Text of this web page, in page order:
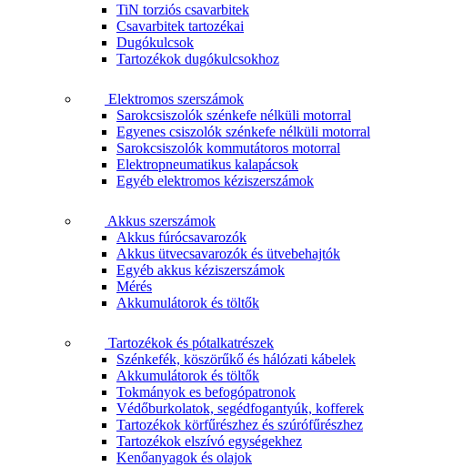
TiN torziós csavarbitek
Csavarbitek tartozékai
Dugókulcsok
Tartozékok dugókulcsokhoz
Elektromos szerszámok
Sarokcsiszolók szénkefe nélküli motorral
Egyenes csiszolók szénkefe nélküli motorral
Sarokcsiszolók kommutátoros motorral
Elektropneumatikus kalapácsok
Egyéb elektromos kéziszerszámok
Akkus szerszámok
Akkus fúrócsavarozók
Akkus ütvecsavarozók és ütvebehajtók
Egyéb akkus kéziszerszámok
Mérés
Akkumulátorok és töltők
Tartozékok és pótalkatrészek
Szénkefék, köszörűkő és hálózati kábelek
Akkumulátorok és töltők
Tokmányok es befogópatronok
Védőburkolatok, segédfogantyúk, kofferek
Tartozékok körfűrészhez és szúrófűrészhez
Tartozékok elszívó egységekhez
Kenőanyagok és olajok